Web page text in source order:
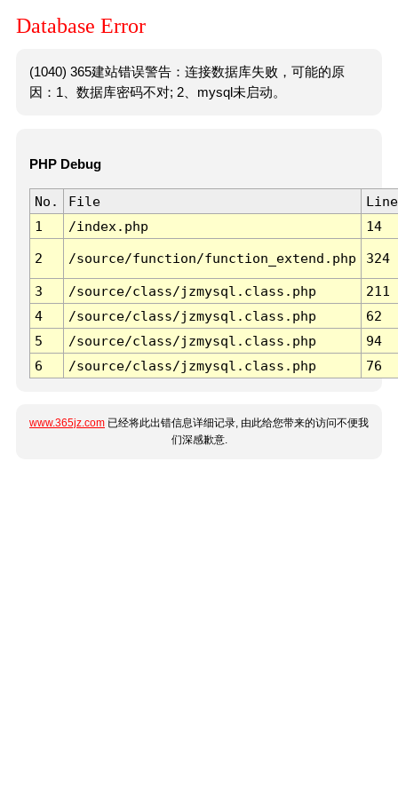
Database Error
(1040) 365建站错误警告：连接数据库失败，可能的原
因：1、数据库密码不对; 2、mysql未启动。
PHP Debug
No. File
Line
1
/index.php 14
2 /source/function/function_extend.php 324
3 /source/class/jzmysql.class.php
211
4
/source/class/jzmysql.class.php
62
5
/source/class/jzmysql.class.php
94
6
/source/class/jzmysql.class.php 76
www.365jz.com 已经将此出错信息详细记录, 由此给您带来的访问不便我
们深感歉意.